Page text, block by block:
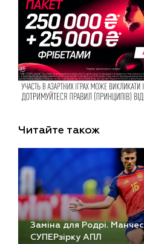
Читайте також
Заміна для Родрі.
СУПЕРзірку АПЛ